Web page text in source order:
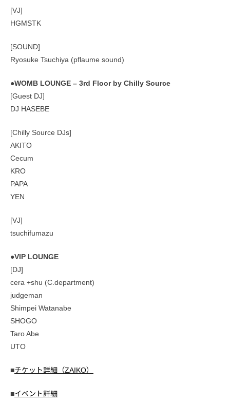
[VJ]
HGMSTK
[SOUND]
Ryosuke Tsuchiya (pflaume sound)
●WOMB LOUNGE – 3rd Floor by Chilly Source
[Guest DJ]
DJ HASEBE
[Chilly Source DJs]
AKITO
Cecum
KRO
PAPA
YEN
[VJ]
tsuchifumazu
●VIP LOUNGE
[DJ]
cera +shu (C.department)
judgeman
Shimpei Watanabe
SHOGO
Taro Abe
UTO
■チケット詳細（ZAIKO）
■イベント詳細